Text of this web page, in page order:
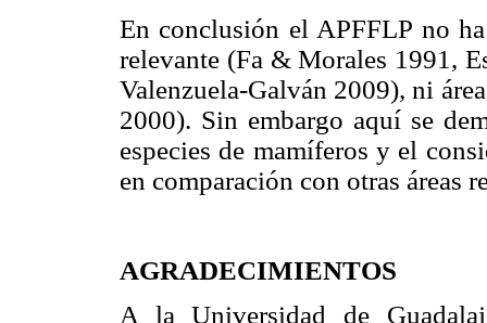
En conclusión el APFFLP no
relevante (Fa & Morales 1991,
Valenzuela-Galván 2009), ni
2000). Sin embargo aquí se
especies de mamíferos y el
en comparación con otras áreas
AGRADECIMIENTOS
A la Universidad de